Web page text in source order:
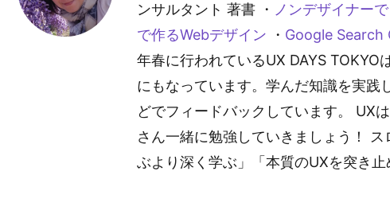
ンサルタント 著書 ・ ノンデザイナー
で作るWebデザイン ・ Google Search
年春に行われているUX DAYS TOKYO
にもなっています。学んだ知識を実践
どでフィードバックしています。 UX
さん一緒に勉強していきましょう！
ぶより深く学ぶ」「本質のUXを突き止